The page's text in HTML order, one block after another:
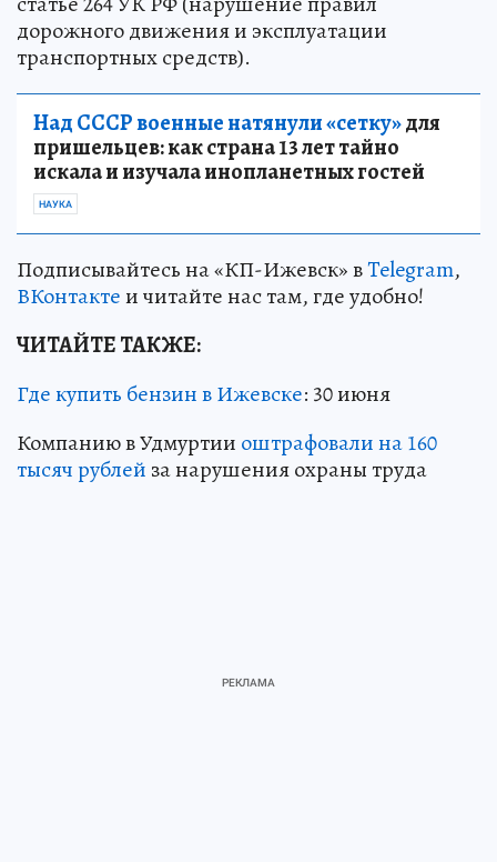
дорожного движения и эксплуатации
транспортных средств).
Над СССР военные натянули «сетку»для
пришельцев: как страна 13 лет тайно
искала и изучала инопланетных гостей
НАУКА
Подписывайтесь на «КП-Ижевск» вTelegram,
ВКонтактеи читайте нас там, где удобно!
ЧИТАЙТЕ ТАКЖЕ:
Где купить бензин в Ижевске: 30 июня
Компанию в Удмуртии оштрафовали на 160
тысяч рублей за нарушения охраны труда